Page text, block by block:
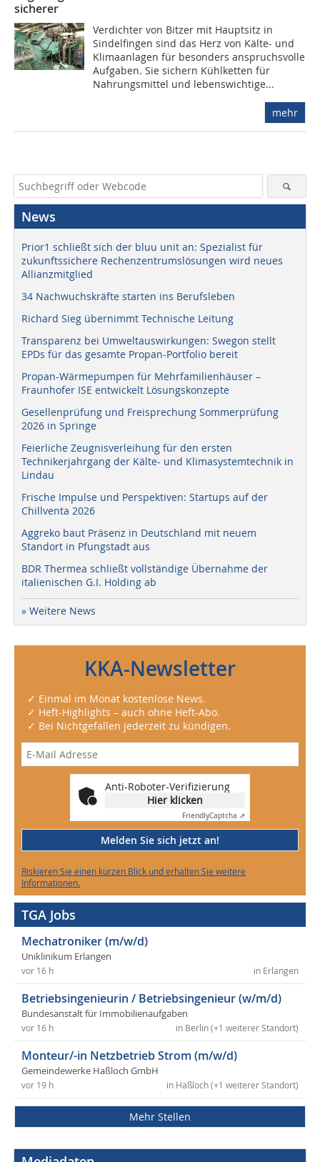
sicherer
Verdichter von Bitzer mit Hauptsitz in
Sindelfingen sind das Herz von Kälte- und
Klimaanlagen für besonders anspruchsvolle
Aufgaben. Sie sichern Kühlketten für
Nahrungsmittel und lebenswichtige...
mehr
News
Prior1 schließt sich der bluu unit an: Spezialist für
zukunftssichere Rechenzentrumslösungen wird neues
Allianzmitglied
34 Nachwuchskräfte starten ins Berufsleben
Richard Sieg übernimmt Technische Leitung
Transparenz bei Umweltauswirkungen: Swegon stellt
EPDs für das gesamte Propan-Portfolio bereit
Propan-Wärmepumpen für Mehrfamilienhäuser –
Fraunhofer ISE entwickelt Lösungskonzepte
Gesellenprüfung und Freisprechung Sommerprüfung
2026 in Springe
Feierliche Zeugnisverleihung für den ersten
Technikerjahrgang der Kälte- und Klimasystemtechnik in
Lindau
Frische Impulse und Perspektiven: Startups auf der
Chillventa 2026
Aggreko baut Präsenz in Deutschland mit neuem
Standort in Pfungstadt aus
BDR Thermea schließt vollständige Übernahme der
italienischen G.I. Holding ab
» Weitere News
KKA-Newsletter
✓ Einmal im Monat kostenlose News.
✓ Heft-Highlights – auch ohne Heft-Abo.
✓ Bei Nichtgefallen jederzeit zu kündigen.
Anti-Roboter-Verifizierung
Hier klicken
FriendlyCaptcha ⇗
Melden Sie sich jetzt an!
Riskieren Sie einen kurzen Blick und erhalten Sie weitere
Informationen.
TGA Jobs
Mechatroniker (m/w/d)
Uniklinikum Erlangen
in Erlangen
vor 16 h
Betriebsingenieurin / Betriebsingenieur (w/m/d)
Bundesanstalt für Immobilienaufgaben
in Berlin (+1 weiterer Standort)
vor 16 h
Monteur/-in Netzbetrieb Strom (m/w/d)
Gemeindewerke Haßloch GmbH
in Haßloch (+1 weiterer Standort)
vor 19 h
Mehr Stellen